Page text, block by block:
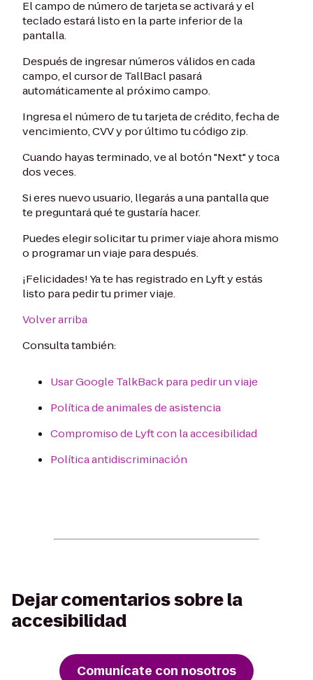
El campo de número de tarjeta se activará y el
teclado estará listo en la parte inferior de la
pantalla.
Después de ingresar números válidos en cada
campo, el cursor de TallBacl pasará
automáticamente al próximo campo.
Ingresa el número de tu tarjeta de crédito, fecha de
vencimiento, CVV y por último tu código zip.
Cuando hayas terminado, ve al botón "Next" y toca
dos veces.
Si eres nuevo usuario, llegarás a una pantalla que
te preguntará qué te gustaría hacer.
Puedes elegir solicitar tu primer viaje ahora mismo
o programar un viaje para después.
¡Felicidades! Ya te has registrado en Lyft y estás
listo para pedir tu primer viaje.
Volver arriba
Consulta también:
Usar Google TalkBack para pedir un viaje
Política de animales de asistencia
Compromiso de Lyft con la accesibilidad
Política antidiscriminación
Dejar comentarios sobre la
accesibilidad
Comunícate con nosotros